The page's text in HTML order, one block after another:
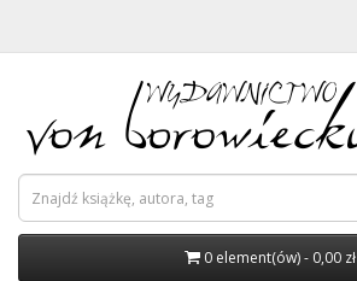
0 element(ów) - 0,00 zł